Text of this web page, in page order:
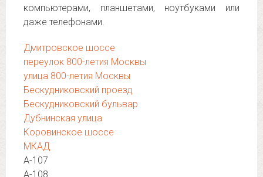
компьютерами, планшетами, ноутбуками или
даже телефонами.
Дмитровское шоссе
переулок 800-летия Москвы
улица 800-летия Москвы
Бескудниковский проезд
Бескудниковский бульвар
Дубнинская улица
Коровинское шоссе
МКАД
А-107
А-108